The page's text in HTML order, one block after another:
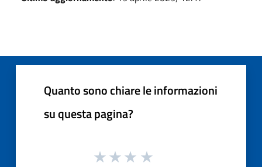
Quanto sono chiare le informazioni
su questa pagina?